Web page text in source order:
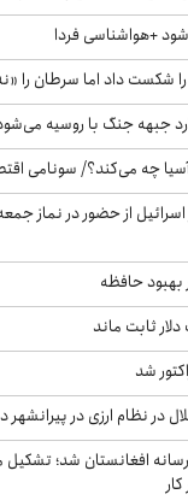
+هواشناسی فردا
شکست داد اما سرطان را
جبهه جنگ با روسیه
چه می‌کند؟/ سونامی
اسرائیل از حضور در نماز
حافظه
دلار ثابت ماند
شد
در نظام ارزی در
افغانستان شد؛